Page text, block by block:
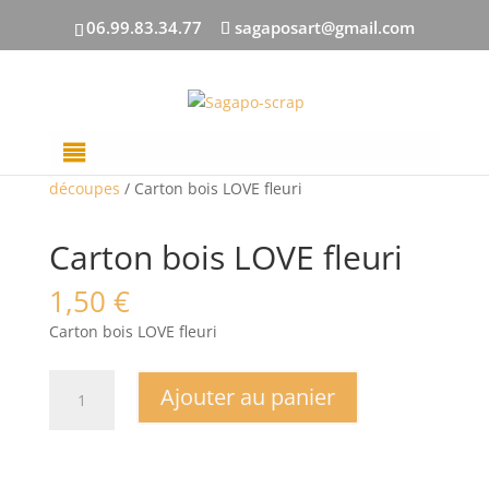
06.99.83.34.77 sagaposart@gmail.com
Accueil
découpes / Carton bois LOVE fleuri
Carton bois LOVE fleuri
1,50 €
Carton bois LOVE fleuri
Ajouter au panier